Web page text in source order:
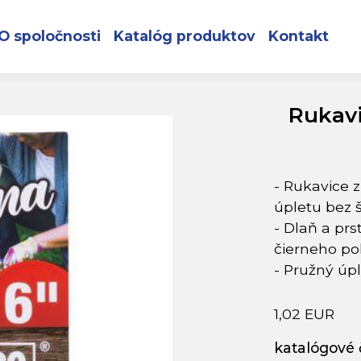
spoločnosti Katalóg produktov Kontakt
- Rukavice
úpletu bez
- Dlaň a
čierneho
- Pružný
1,02 EUR
katalógové